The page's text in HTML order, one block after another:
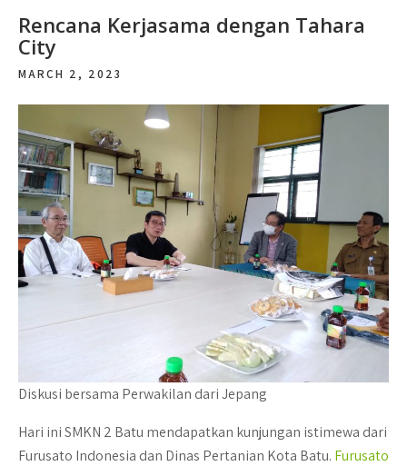
Rencana Kerjasama dengan Tahara
City
MARCH 2, 2023
Diskusi bersama Perwakilan dari Jepang
Hari ini SMKN 2 Batu mendapatkan kunjungan istimewa dari
Furusato Indonesia dan Dinas Pertanian Kota Batu. Furusato